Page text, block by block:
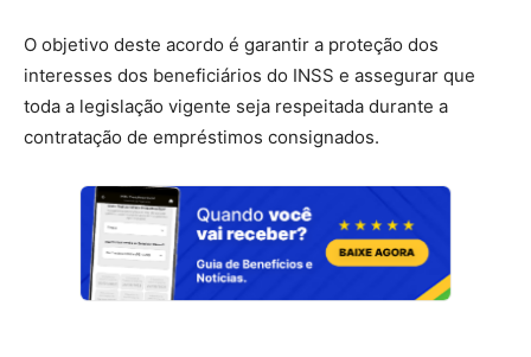
O objetivo deste acordo é garantir a proteção dos
interesses dos beneficiários do INSS e assegurar que
toda a legislação vigente seja respeitada durante a
contratação de empréstimos consignados.